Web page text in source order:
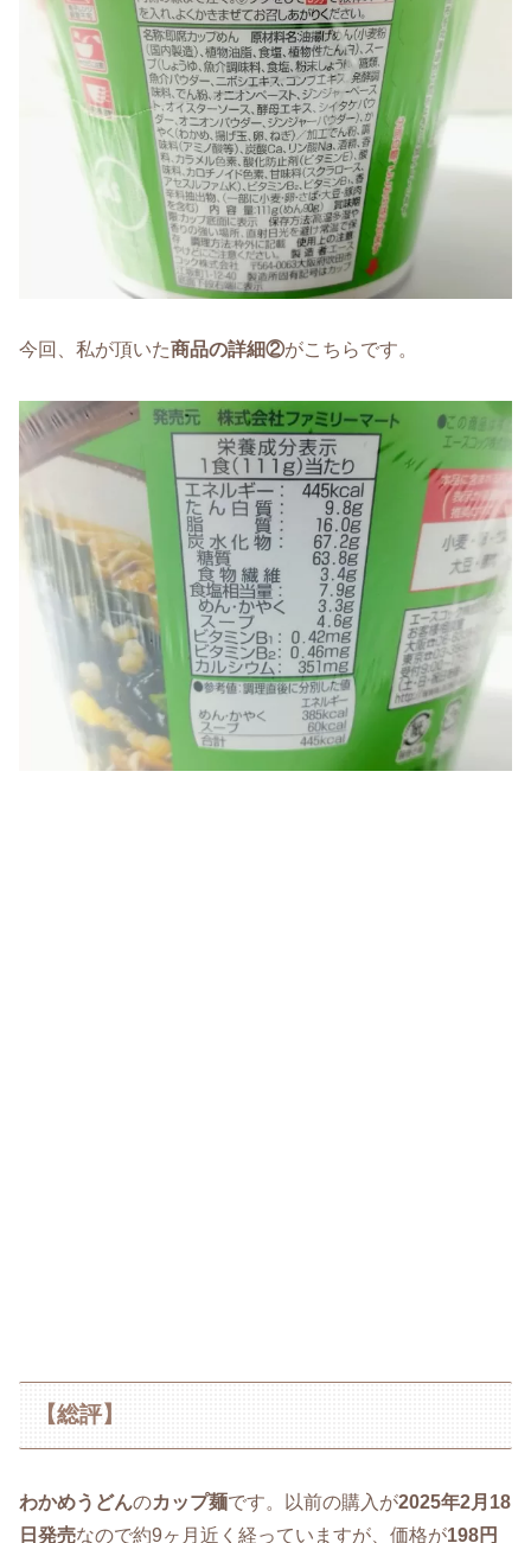
今回、私が頂いた商品の詳細②がこちらです。
【総評】
わかめうどんのカップ麺です。以前の購入が2025年2月18
日発売なので約9ヶ月近く経っていますが、価格が198円